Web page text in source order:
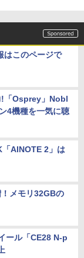
はこのページで
!「Osprey」Nobl
4機種を一気に聴
AINOTE 2」は
メモリ32GBの
ール「CE28 N-p